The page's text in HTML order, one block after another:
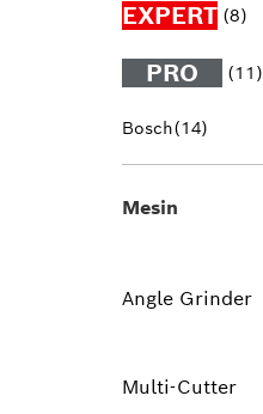
EXPERT (8)
PRO (11)
Bosch(14)
Mesin
Angle Grinder
Multi-Cutter